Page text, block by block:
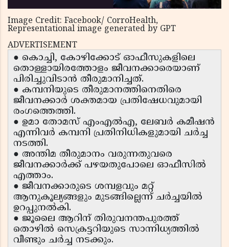
Image Credit: Facebook/ CorroHealth,
Representational image generated by GPT
ADVERTISEMENT
● കൊച്ചി, കോഴിക്കോട് ഓഫീസുകളിലെ
തൊള്ളായിരത്തോളം ജീവനക്കാരെയാണ്
പിരിച്ചുവിടാൻ തീരുമാനിച്ചത്.
● കമ്പനിയുടെ തീരുമാനത്തിനെതിരെ
ജീവനക്കാർ ശക്തമായ പ്രതിഷേധവുമായി
രംഗത്തെത്തി.
● ഉമാ തോമസ് എംഎൽഎ, ലേബർ കമീഷൻ
എന്നിവർ കമ്പനി പ്രതിനിധികളുമായി ചർച്ച
നടത്തി.
● അന്തിമ തീരുമാനം വരുന്നതുവരെ
ജീവനക്കാർക്ക് പഴയതുപോലെ ഓഫീസിൽ
എത്താം.
● ജീവനക്കാരുടെ ശമ്പളവും മറ്റ്
ആനുകൂല്യങ്ങളും മുടങ്ങില്ലെന്ന് ചർച്ചയിൽ
ഉറപ്പുനൽകി.
● ജൂലൈ ആറിന് തിരുവനന്തപുരത്ത്
തൊഴിൽ സെക്രട്ടറിയുടെ സാന്നിധ്യത്തിൽ
വീണ്ടും ചർച്ച നടക്കും.